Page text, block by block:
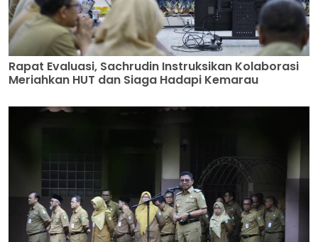
Rapat Evaluasi, Sachrudin Instruksikan Kolaborasi
Meriahkan HUT dan Siaga Hadapi Kemarau